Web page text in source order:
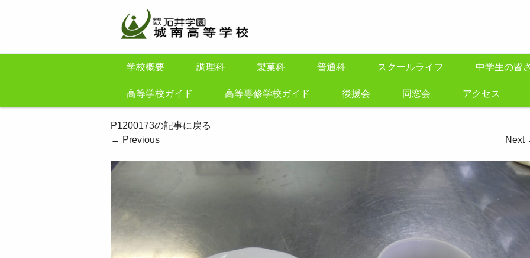
学校概要 調理科 製菓科 普通科 スクールライフ 中学生の皆
高等学校ガイド 高等専修学校ガイド 後援会 同窓会 アクセス
P1200173の記事に戻る
← Previous Next